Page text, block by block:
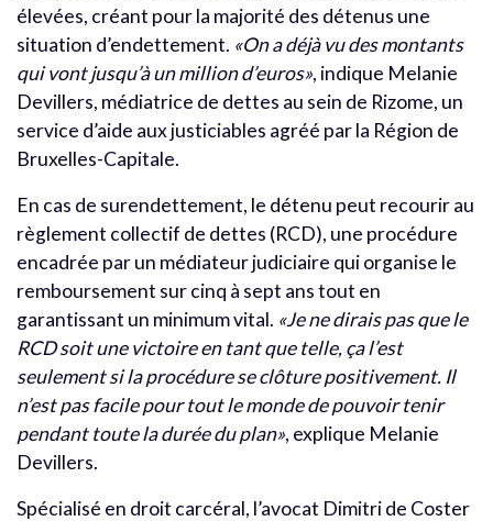
élevées, créant pour la majorité des détenus une
situation d’endettement. «On a déjà vu des montants
qui vont jusqu’à un million d’euros», indique Melanie
Devillers, médiatrice de dettes au sein de Rizome, un
service d’aide aux justiciables agréé par la Région de
Bruxelles-Capitale.
En cas de surendettement, le détenu peut recourir au
règlement collectif de dettes (RCD), une procédure
encadrée par un médiateur judiciaire qui organise le
remboursement sur cinq à sept ans tout en
garantissant un minimum vital. «Je ne dirais pas que le
RCD soit une victoire en tant que telle, ça l’est
seulement si la procédure se clôture positivement. Il
n’est pas facile pour tout le monde de pouvoir tenir
pendant toute la durée du plan», explique Melanie
Devillers.
Spécialisé en droit carcéral, l’avocat Dimitri de Coster